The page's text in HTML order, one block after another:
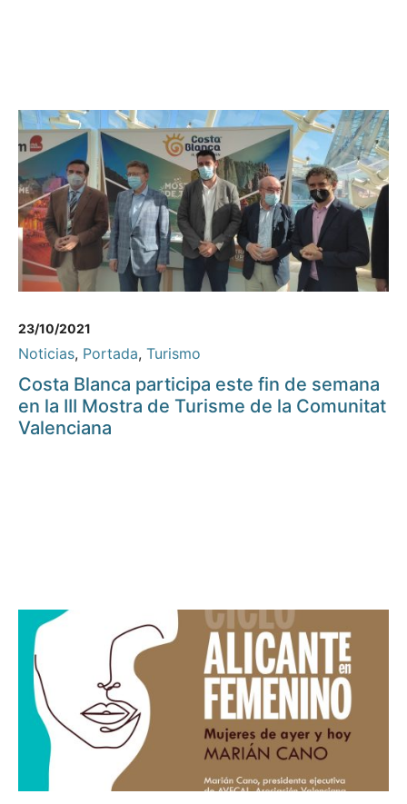
23/10/2021
Noticias, Portada, Turismo
Costa Blanca participa este fin de semana
en la III Mostra de Turisme de la Comunitat
Valenciana